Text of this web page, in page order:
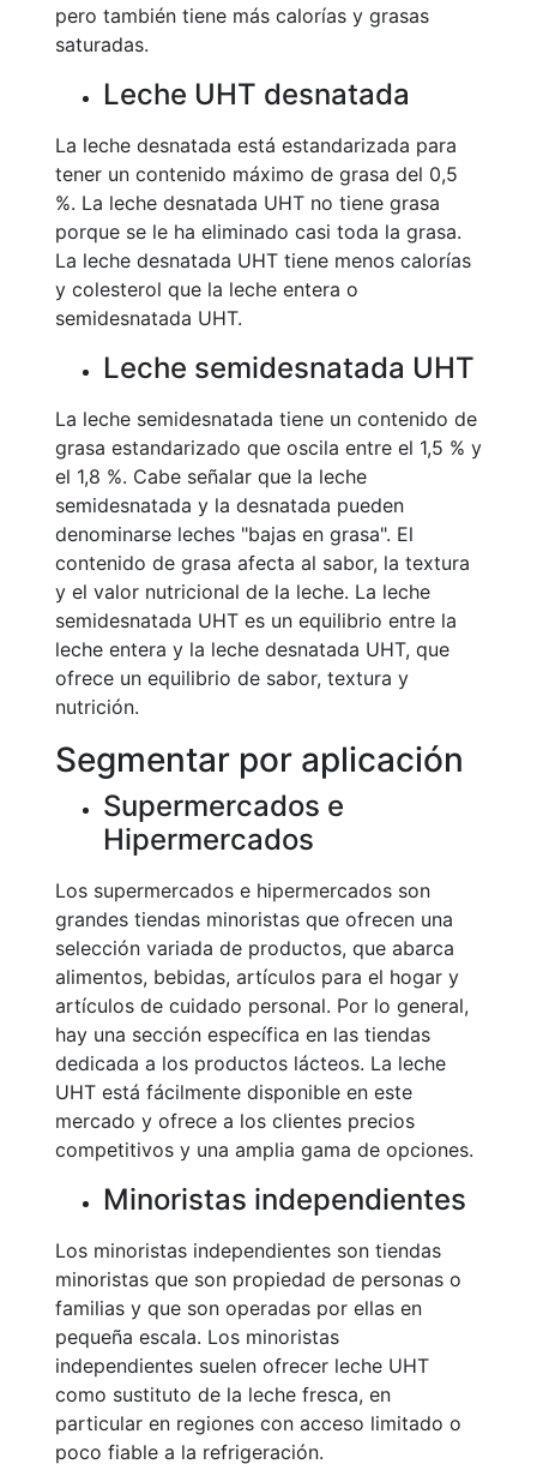
pero también tiene más calorías y grasas
saturadas.
Leche UHT desnatada
La leche desnatada está estandarizada para
tener un contenido máximo de grasa del 0,5
%. La leche desnatada UHT no tiene grasa
porque se le ha eliminado casi toda la grasa.
La leche desnatada UHT tiene menos calorías
y colesterol que la leche entera o
semidesnatada UHT.
Leche semidesnatada UHT
La leche semidesnatada tiene un contenido de
grasa estandarizado que oscila entre el 1,5 % y
el 1,8 %. Cabe señalar que la leche
semidesnatada y la desnatada pueden
denominarse leches "bajas en grasa". El
contenido de grasa afecta al sabor, la textura
y el valor nutricional de la leche. La leche
semidesnatada UHT es un equilibrio entre la
leche entera y la leche desnatada UHT, que
ofrece un equilibrio de sabor, textura y
nutrición.
Segmentar por aplicación
Supermercados e
Hipermercados
Los supermercados e hipermercados son
grandes tiendas minoristas que ofrecen una
selección variada de productos, que abarca
alimentos, bebidas, artículos para el hogar y
artículos de cuidado personal. Por lo general,
hay una sección específica en las tiendas
dedicada a los productos lácteos. La leche
UHT está fácilmente disponible en este
mercado y ofrece a los clientes precios
competitivos y una amplia gama de opciones.
Minoristas independientes
Los minoristas independientes son tiendas
minoristas que son propiedad de personas o
familias y que son operadas por ellas en
pequeña escala. Los minoristas
independientes suelen ofrecer leche UHT
como sustituto de la leche fresca, en
particular en regiones con acceso limitado o
poco fiable a la refrigeración.